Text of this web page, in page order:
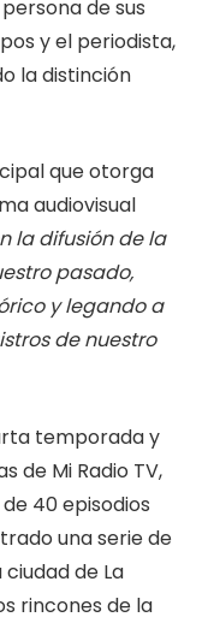
de sus
y el periodista,
la distinción
que otorga
audiovisual
la difusión de la
pasado,
y legando a
de nuestro
temporada y
de Mi Radio TV,
40 episodios
una serie de
de La
rincones de la